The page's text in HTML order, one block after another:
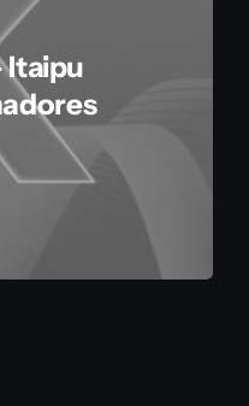
Itaipu